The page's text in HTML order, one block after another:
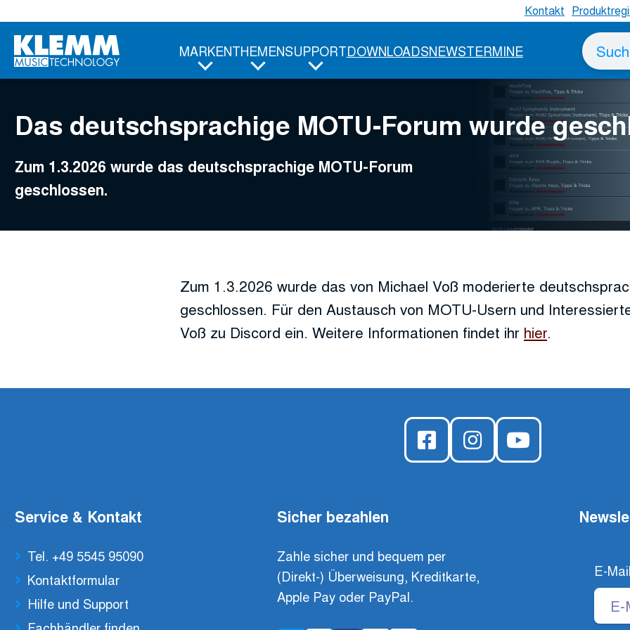
Hauptinhalt
Kontakt
MARKENTHEMENSUPPORTDOWNLOADSNEWSTERMINE
Suche
nach
Das deutschsprachige MOTU-Forum wurde
Zum 1.3.2026 wurde das deutschsprachige MOTU-Forum
geschlossen.
Zum 1.3.2026 wurde das von Michael Voß moderierte
geschlossen. Für den Austausch von MOTU-Usern und
Voß zu Discord ein. Weitere Informationen findet ihr hier.
Service & Kontakt
Tel. +49 5545 95090
Kontaktformular
Hilfe und Support
Sicher bezahlen
Zahle sicher und bequem per
(Direkt-) Überweisung, Kreditkarte,
Apple Pay oder PayPal.
E-Mail